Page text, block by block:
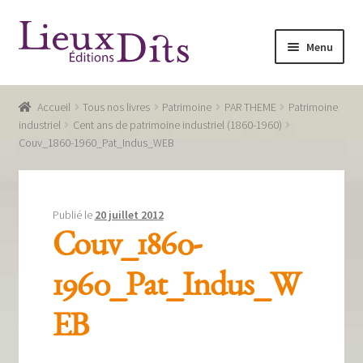
Aller
à
navigation
Aller
au
Menu
Accueil
Commande
Mentions légales / Données personnelles
Recevoir notre newsletter
Accueil Tous nos livres Patrimoine PAR THEME
Patrimoine
industriel
Cent ans de patrimoine industriel (1860-1960)
Couv_1860-1960_Pat_Indus_WEB
Publié le 20 juillet 2012
Couv_1860-
1960_Pat_Indus_W
EB